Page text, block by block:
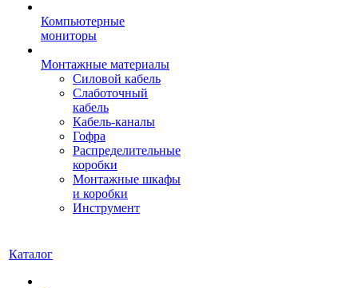
Компьютерные
мониторы
Монтажные материалы
Силовой кабель
Слаботочный
кабель
Кабель-каналы
Гофра
Распределительные
коробки
Монтажные шкафы
и коробки
Инструмент
Каталог